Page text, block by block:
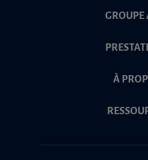
GROUPE
À